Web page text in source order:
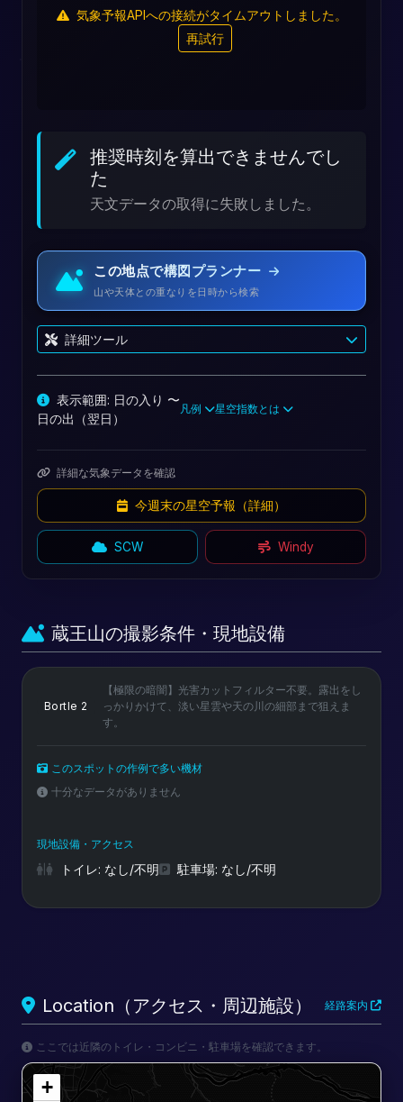
気象予報APIへの接続がタイムアウトしました。
再試行
推奨時刻を算出できませんでし
た
天文データの取得に失敗しました。
この地点で構図プランナー
山や天体との重なりを日時から検索
詳細ツール
表示範囲: 日の入り 〜
日の出（翌日）
凡例 星空指数とは
詳細な気象データを確認
今週末の星空予報（詳細）
SCW Windy
蔵王山の撮影条件・現地設備
Bortle 2
【極限の暗闇】光害カットフィルター不要。露出をし
っかりかけて、淡い星雲や天の川の細部まで狙えま
す。
このスポットの作例で多い機材
十分なデータがありません
現地設備・アクセス
トイレ: なし/不明 駐車場: なし/不明
Location（アクセス・周辺施設） 経路案内
ここでは近隣のトイレ・コンビニ・駐車場を確認できます。
+